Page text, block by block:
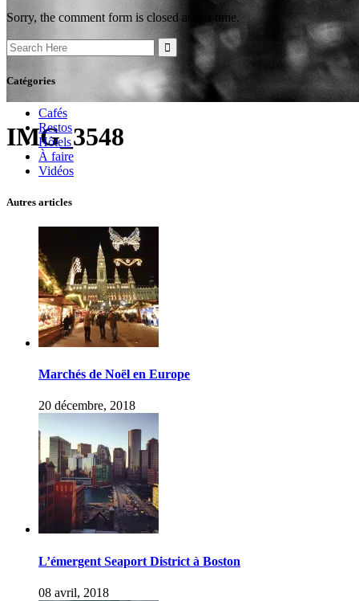
IMG_3548
Sorry, the comment form is closed at this time.
Search
for:
Catégories
Cafés
Restos
Hôtels
À faire
Vidéos
Autres articles
Marchés de Noël en Europe
20 décembre, 2018
L’émergent Seaport District à Boston
08 avril, 2018